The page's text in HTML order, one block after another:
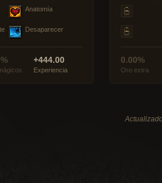
Anatomía
Desaparecer
+444.00
Experiencia
0.00%
Oro extra